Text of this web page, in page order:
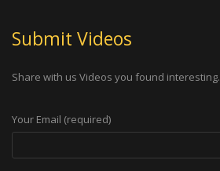
Submit Videos
Share with us Videos you found interesting.
Your Email (required)